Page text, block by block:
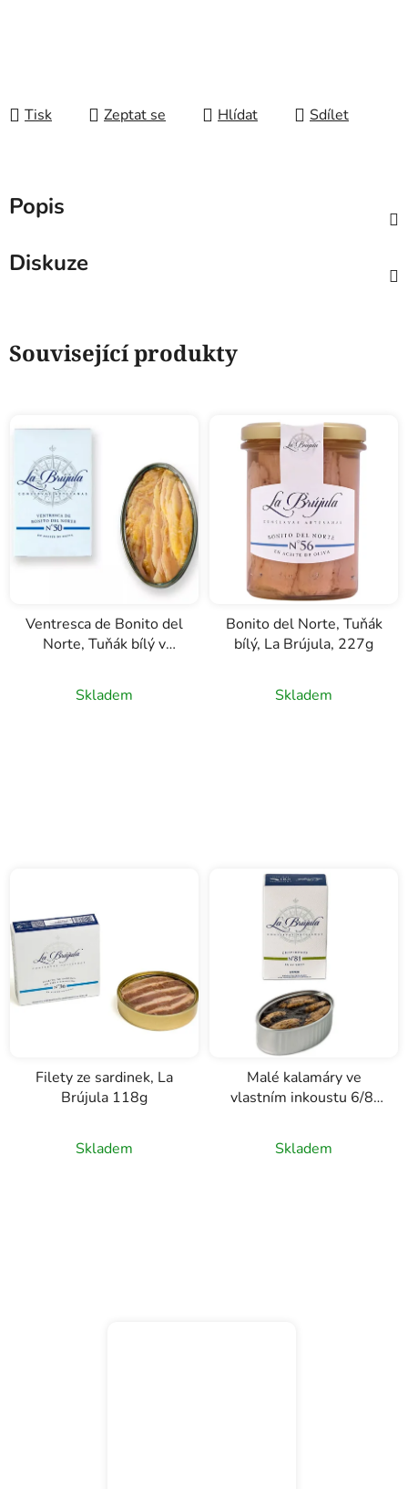
Tisk Zeptat se Hlídat Sdílet
Popis
Diskuze
Související produkty
Ventresca de Bonito del
Norte, Tuňák bílý v
Brújula, 115g
Skladem
Bonito del Norte, Tuňák
bílý, La Brújula, 227g
Skladem
Filety ze sardinek, La
Brújula 118g
Skladem
Malé kalamáry ve
vlastním inkoustu 6/8,
Skladem